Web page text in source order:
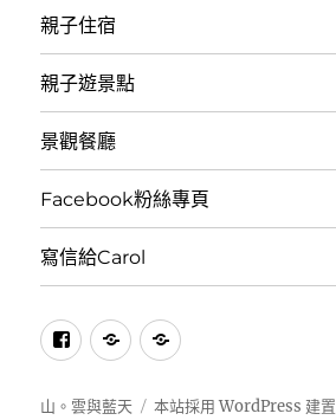
親子住宿
親子遊景點
景觀餐廳
Facebook粉絲專頁
寫信給Carol
facebook
訂
Email
閱
山。雲與藍天 本站採用 WordPress 建置